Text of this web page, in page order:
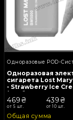
Одноразовые POD-
Одноразовая
сигарета Lost
- Strawberry Ice
(Клубничное
469₴
от 5 шт.
439₴
от 10 шт.
Общая сумма